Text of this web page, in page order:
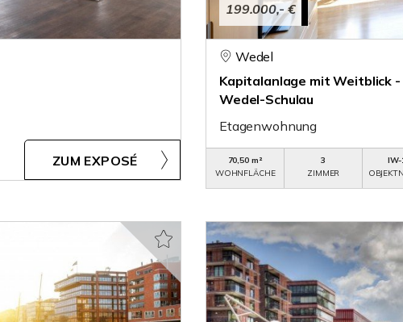
ZUM EXPOSÉ
199.000,- €
Wedel
Kapitalanlage mit Weitblick
Wedel-Schulau
Etagenwohnung
70,50 m²
WOHNFLÄCHE
3
ZIMMER
IW-